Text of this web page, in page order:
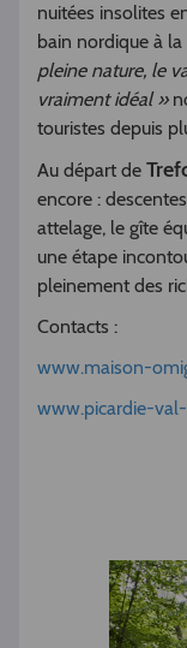
nuitées insolites
bain nordique à la
pleine nature, le
vraiment idéal »
touristes depuis
Au départ de
encore :
attelage, le gîte
une étape
pleinement des
Contacts :
www.maison-
www.picardie-